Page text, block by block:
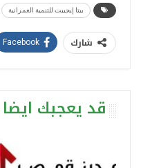
بيتا إيجيبت للتنمية العمرانية
شارك Facebook
قد يعجبك ايضا